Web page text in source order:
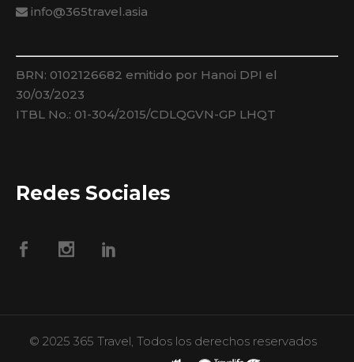
info@365travel.asia
BRN: 0102126682 emitido por Hanoi DPI el
30/03/2023
ITBL No.: 01-304/2015/CDLQGVN-GP LHQT
Redes Sociales
© 2025 365 Travel, Todos los derechos reservados